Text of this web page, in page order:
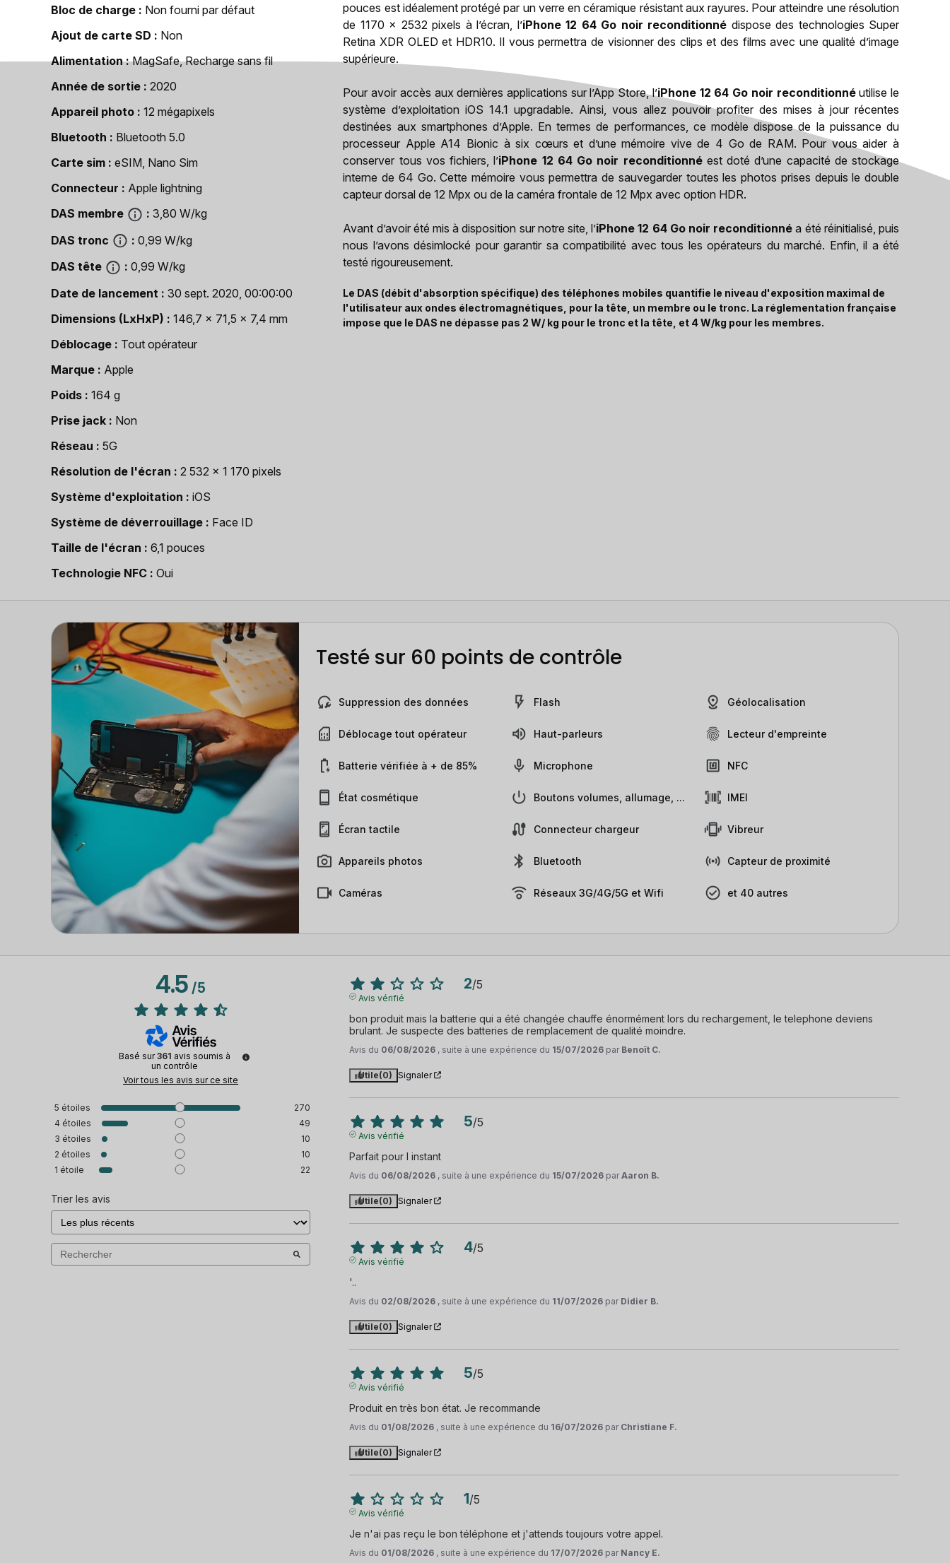
Bloc de charge
Non fourni par défaut
Ajout de carte SD
Non
Alimentation
MagSafe, Recharge sans fil
Année de sortie
2020
Appareil photo
12 mégapixels
Bluetooth
Bluetooth 5.0
Carte sim
eSIM, Nano Sim
Connecteur
Apple lightning
DAS membre
3,80 W/kg
DAS tronc
0,99 W/kg
DAS tête
0,99 W/kg
Date de lancement
30 sept. 2020, 00:00:00
Dimensions (LxHxP)
146,7 x 71,5 x 7,4 mm
Déblocage
Tout opérateur
Marque
Apple
Poids
164 g
Prise jack
Non
Réseau
5G
Résolution de l'écran
2 532 x 1 170 pixels
Système d'exploitation
iOS
Système de déverrouillage
Face ID
Taille de l'écran
6,1 pouces
Technologie NFC
Oui
pouces est idéalement protégé par un verre en céramique résistant aux rayures. Pour atteindre une résolution
de 1170 x 2532 pixels à l’écran, l’iPhone 12 64 Go noir reconditionné dispose des technologies Super
Retina XDR OLED et HDR10. Il vous permettra de visionner des clips et des films avec une qualité d’image
supérieure.
Pour avoir accès aux dernières applications sur l’App Store, l’iPhone 12 64 Go noir reconditionnéutilise le
système d’exploitation iOS 14.1 upgradable. Ainsi, vous allez pouvoir profiter des mises à jour récentes
destinées aux smartphones d’Apple. En termes de performances, ce modèle dispose de la puissance du
processeur Apple A14 Bionic à six cœurs et d’une mémoire vive de 4 Go de RAM. Pour vous aider à
conserver tous vos fichiers, l’iPhone 12 64 Go noir reconditionnéest doté d’une capacité de stockage
interne de 64 Go. Cette mémoire vous permettra de sauvegarder toutes les photos prises depuis le double
capteur dorsal de 12 Mpx ou de la caméra frontale de 12 Mpx avec option HDR.
Avant d’avoir été mis à disposition sur notre site, l’iPhone 12 64 Go noir reconditionné a été réinitialisé, puis
nous l’avons désimlocké pour garantir sa compatibilité avec tous les opérateurs du marché. Enfin, il a été
testé rigoureusement.
Le DAS (débit d'absorption spécifique) des téléphones mobiles quantifie le niveau d'exposition maximal de
l'utilisateur aux ondes électromagnétiques, pour la tête, un membre ou le tronc. La réglementation française
impose que le DAS ne dépasse pas 2 W/ kg pour le tronc et la tête, et 4 W/kg pour les membres.
Testé sur 60 points de contrôle
Suppression des données
Déblocage tout opérateur
Batterie vérifiée à + de 85%
État cosmétique
Écran tactile
Appareils photos
Caméras
Flash
Haut-parleurs
Microphone
Boutons volumes, allumage, ...
Connecteur chargeur
Bluetooth
Réseaux 3G/4G/5G et Wifi
Géolocalisation
Lecteur d'empreinte
NFC
IMEI
Vibreur
Capteur de proximité
et 40 autres
4.5/5
Basé sur361 avis soumis à
un contrôle
Voir tous les avis sur ce site
5 étoiles
270
4 étoiles
49
3 étoiles
10
2 étoiles
10
1 étoile 22
Trier les avis
2/5
Avis vérifié
bon produit mais la batterie qui a été changée chauffe énormément lors du rechargement, le telephone deviens
brulant. Je suspecte des batteries de remplacement de qualité moindre.
Avis du 06/08/2026 , suite à une expérience du 15/07/2026 par Benoît C.
Utile(0) Signaler
5/5
Avis vérifié
Parfait pour l instant
Avis du 06/08/2026 , suite à une expérience du 15/07/2026 parAaron B.
Utile(0) Signaler
4/5
Avis vérifié
'..
Avis du 02/08/2026 , suite à une expérience du 11/07/2026 par Didier B.
Utile(0) Signaler
5/5
Avis vérifié
Produit en très bon état. Je recommande
Avis du 01/08/2026 , suite à une expérience du 16/07/2026 par Christiane F.
Utile(0) Signaler
1/5
Avis vérifié
Je n'ai pas reçu le bon téléphone et j'attends toujours votre appel.
Avis du 01/08/2026 , suite à une expérience du 17/07/2026 par Nancy E.